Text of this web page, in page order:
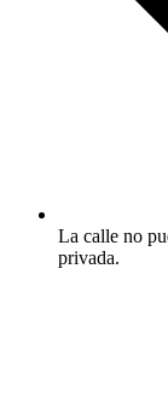
La calle no
privada.